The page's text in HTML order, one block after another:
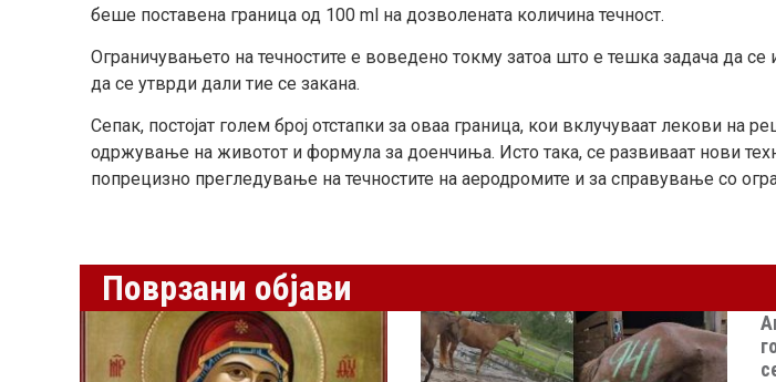
беше поставена граница од 100 ml на дозволената количина течност.
Ограничувањето на течностите е воведено токму затоа што е тешка задача да се
да се утврди дали тие се закана.
Сепак, постојат голем број отстапки за оваа граница, кои вклучуваат лекови на
одржување на животот и формула за доенчиња. Исто така, се развиваат нови
попрецизно прегледување на течностите на аеродромите и за справување со
Поврзани објави